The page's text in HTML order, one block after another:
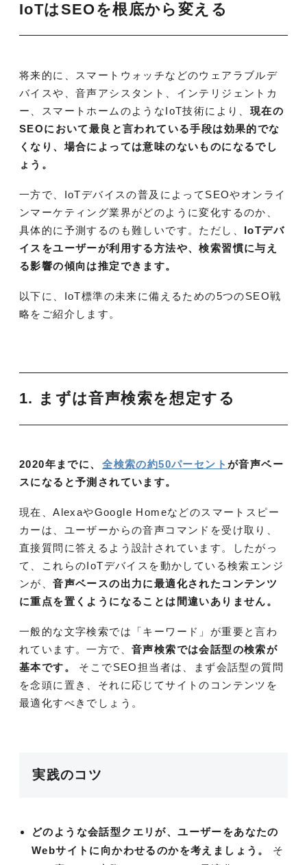
IoTはSEOを根底から変える
将来的に、スマートウォッチなどのウェアラブルデ
バイスや、音声アシスタント、インテリジェントカ
ー、スマートホームのようなIoT技術により、 現在の
SEOにおいて最良と言われている手段は効果的でな
くなり、場合によっては意味のないものになるでし
ょう。
一方で、IoTデバイスの普及によってSEOやオンライ
ンマーケティング業界がどのように変化するのか、
具体的に予測するのも難しいです。ただし、 IoTデバ
イスをユーザーが利用する方法や、検索習慣に与え
る影響の傾向は推定できます。
以下に、IoT標準の未来に備えるための5つのSEO戦
略をご紹介します。
1. まずは音声検索を想定する
2020年までに、 全検索の約50パーセント が音声ベー
スになると予測されています。
現在、AlexaやGoogle Homeなどのスマートスピー
カーは、ユーザーからの音声コマンドを受け取り、
直接質問に答えるよう設計されています。したがっ
て、これらのIoTデバイスを動かしている検索エンジ
ンが、音声ベースの出力に最適化されたコンテンツ
に重点を置くようになることは間違いありません。
一般的な文字検索では「キーワード」が重要と言わ
れています。一方で、 音声検索では会話型の検索が
基本です。
そこでSEO担当者は、まず会話型の質問
を念頭に置き、それに応じてサイトのコンテンツを
最適化すべきでしょう。
実践のコツ
どのような会話型クエリが、ユーザーをあなたの
Webサイトに向かわせるのかを考えましょう。
そ